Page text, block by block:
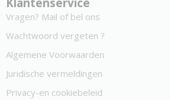
Vragen? Mail of bel ons
Wachtwoord vergeten ?
Algemene Voorwaarden
Juridische vermeldingen
Privacy-en cookiebeleid